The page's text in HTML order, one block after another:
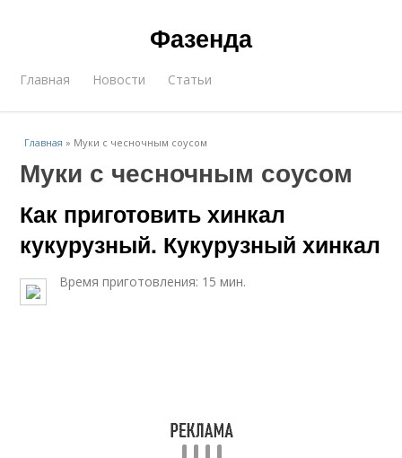
Фазенда
Главная Новости Статьи
Главная » Муки с чесночным соусом
Муки с чесночным соусом
Как приготовить хинкал
кукурузный. Кукурузный хинкал
Время приготовления: 15 мин.